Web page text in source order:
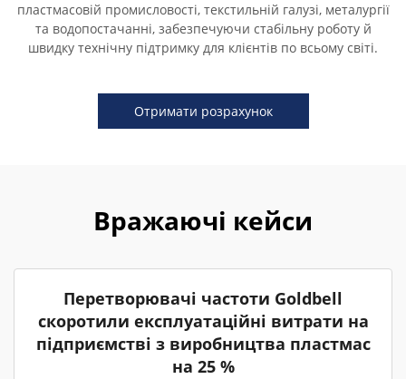
пластмасовій промисловості, текстильній галузі, металургії
та водопостачанні, забезпечуючи стабільну роботу й
швидку технічну підтримку для клієнтів по всьому світі.
Отримати розрахунок
Вражаючі кейси
Перетворювачі частоти Goldbell
скоротили експлуатаційні витрати на
підприємстві з виробництва пластмас
на 25 %